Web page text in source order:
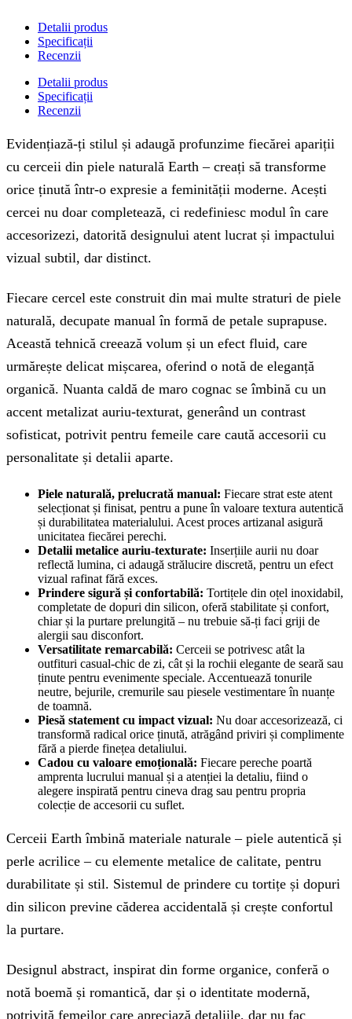
Detalii produs
Specificații
Recenzii
Detalii produs
Specificații
Recenzii
Evidențiază-ți stilul și adaugă profunzime fiecărei apariții
cu cerceii din piele naturală Earth – creați să transforme
orice ținută într-o expresie a feminității moderne. Acești
cercei nu doar completează, ci redefiniesc modul în care
accesorizezi, datorită designului atent lucrat și impactului
vizual subtil, dar distinct.
Fiecare cercel este construit din mai multe straturi de piele
naturală, decupate manual în formă de petale suprapuse.
Această tehnică creează volum și un efect fluid, care
urmărește delicat mișcarea, oferind o notă de eleganță
organică. Nuanta caldă de maro cognac se îmbină cu un
accent metalizat auriu-texturat, generând un contrast
sofisticat, potrivit pentru femeile care caută accesorii cu
personalitate și detalii aparte.
Piele naturală, prelucrată manual: Fiecare strat este atent
selecționat și finisat, pentru a pune în valoare textura autentică
și durabilitatea materialului. Acest proces artizanal asigură
unicitatea fiecărei perechi.
Detalii metalice auriu-texturate: Inserțiile aurii nu doar
reflectă lumina, ci adaugă strălucire discretă, pentru un efect
vizual rafinat fără exces.
Prindere sigură și confortabilă: Tortițele din oțel inoxidabil,
completate de dopuri din silicon, oferă stabilitate și confort,
chiar și la purtare prelungită – nu trebuie să-ți faci griji de
alergii sau disconfort.
Versatilitate remarcabilă: Cerceii se potrivesc atât la
outfituri casual-chic de zi, cât și la rochii elegante de seară sau
ținute pentru evenimente speciale. Accentuează tonurile
neutre, bejurile, cremurile sau piesele vestimentare în nuanțe
de toamnă.
Piesă statement cu impact vizual: Nu doar accesorizează, ci
transformă radical orice ținută, atrăgând priviri și complimente
fără a pierde finețea detaliului.
Cadou cu valoare emoțională: Fiecare pereche poartă
amprenta lucrului manual și a atenției la detaliu, fiind o
alegere inspirată pentru cineva drag sau pentru propria
colecție de accesorii cu suflet.
Cerceii Earth îmbină materiale naturale – piele autentică și
perle acrilice – cu elemente metalice de calitate, pentru
durabilitate și stil. Sistemul de prindere cu tortițe și dopuri
din silicon previne căderea accidentală și crește confortul
la purtare.
Designul abstract, inspirat din forme organice, conferă o
notă boemă și romantică, dar și o identitate modernă,
potrivită femeilor care apreciază detaliile, dar nu fac